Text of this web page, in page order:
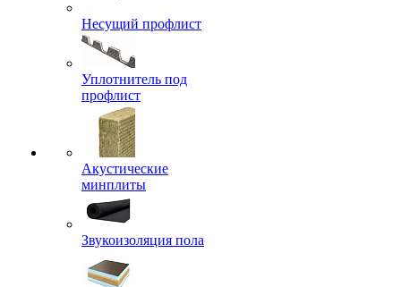
Несущий профлист
Уплотнитель под
профлист
Акустические
минплиты
Звукоизоляция пола